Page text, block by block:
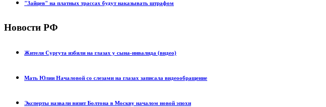
"Зайцев" на платных трассах будут наказывать штрафом
Новости РФ
Жителя Сургута избили на глазах у сына-инвалида (видео)
Мать Юлии Началовой со слезами на глазах записала видеообращение
Эксперты назвали визит Болтона в Москву началом новой эпохи